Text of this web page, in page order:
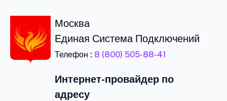
Москва
Единая Система Подключений
Телефон : 8 (800) 505-88-41
Интернет-провайдер по
адресу